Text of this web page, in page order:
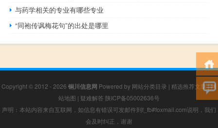
与药学相关的专业有哪些专业
“同袍传讽梅花句”的出处是哪里
Copyright © 2012 - 2026 铜川信息网 Powered by 网站分类目录 | 精选推荐文章|网
站地图 | 疑难解答 陕ICP备05002636号
声明：本站内容来自互联网，如信息有错误可发邮件到f_fb#foxmail.com说明，我们
会及时纠正，谢谢